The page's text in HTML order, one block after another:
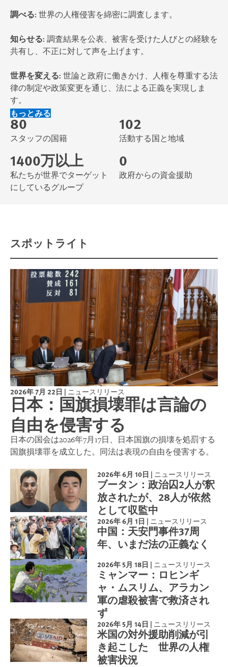
調べる: 世界の人権侵害を綿密に調査します。
知らせる: 調査結果を公表、被害を受けた人びとの経験を
共有し、不正に対して声を上げます。
世界を変える: 世論と政府に働きかけ、人権を尊重する法
律の制定や政策変更を通じ、法による正義を実現しま
す。
もっとみる
80
スタッフの国籍
102
活動する国と地域
1400万以上
私たちが世界でターゲット
にしているグループ
0
政府からの資金援助
スポットライト
2026年 7月 22日 | ニュースリリース
日本：国旗損壊罪は言論の
自由を侵害する
日本の国会は2026年7月17日、日本国旗の損壊を処罰する
国旗損壊罪を成立した。同法は表現の自由を侵害する。
2026年 6月 10日 | ニュースリリース
ブータン：政治囚2人が釈
放されたが、28人が依然
として収監中
2026年 6月 1日 | ニュースリリース
中国：天安門事件37周
年、いまだ法の正義なく
2026年 5月 18日 | ニュースリリース
ミャンマー：ロヒンギ
ャ・ムスリム、アラカン
軍の虐殺被害で救済され
ず
2026年 5月 14日 | ニュースリリース
米国の対外援助削減が引
き起こした 世界の人権
被害状況